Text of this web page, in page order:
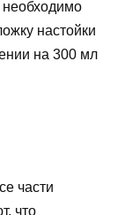
необходимо
настойки
на 300 мл
части
что